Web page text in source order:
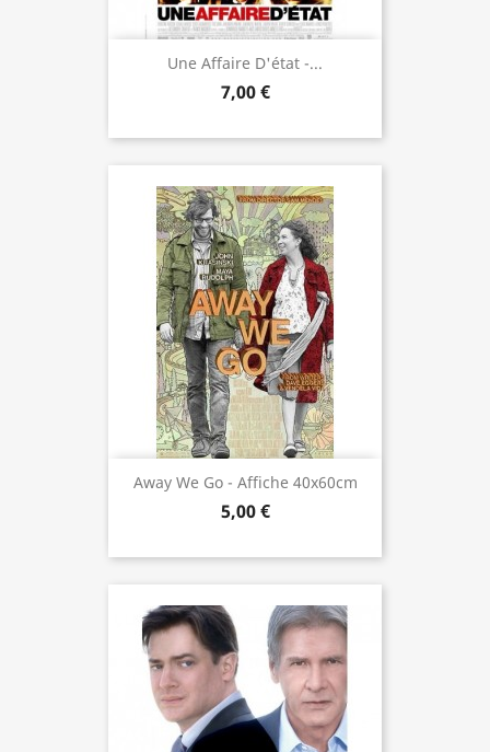
Une Affaire D'état -...
7,00 €
Away We Go - Affiche 40x60cm
5,00 €